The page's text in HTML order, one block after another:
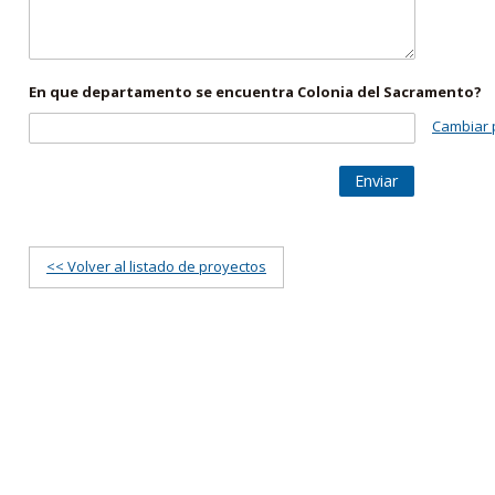
En que departamento se encuentra Colonia del Sacramento?
Cambiar
Enviar
<< Volver al listado de proyectos